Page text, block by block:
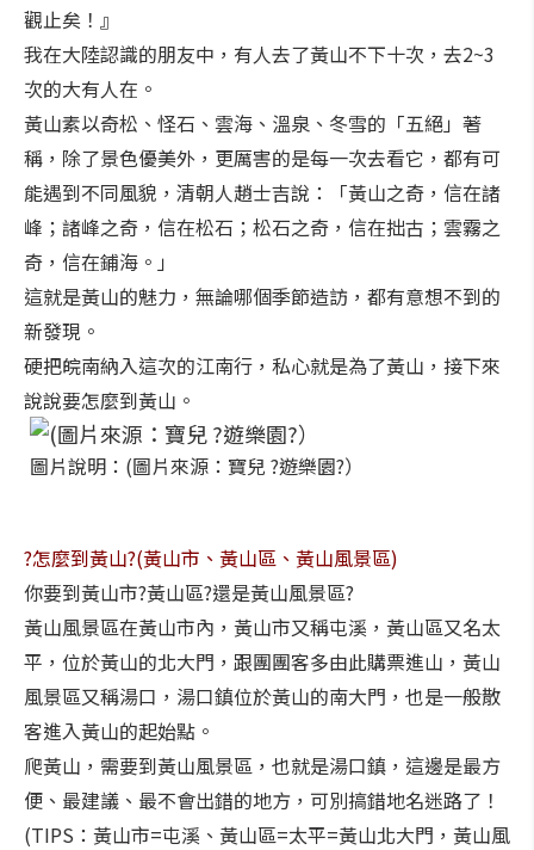
觀止矣！』
我在大陸認識的朋友中，有人去了黃山不下十次，去2~3
次的大有人在。
黃山素以奇松、怪石、雲海、溫泉、冬雪的「五絕」著
稱，除了景色優美外，更厲害的是每一次去看它，都有可
能遇到不同風貌，清朝人趙士吉說：「黃山之奇，信在諸
峰；諸峰之奇，信在松石；松石之奇，信在拙古；雲霧之
奇，信在鋪海。」
這就是黃山的魅力，無論哪個季節造訪，都有意想不到的
新發現。
硬把皖南納入這次的江南行，私心就是為了黃山，接下來
說說要怎麼到黃山。
圖片說明：(圖片來源：寶兒 ?遊樂園?）
?怎麼到黃山?(黃山市、黃山區、黃山風景區)
你要到黃山市?黃山區?還是黃山風景區?
黃山風景區在黃山市內，黃山市又稱屯溪，黃山區又名太
平，位於黃山的北大門，跟團團客多由此購票進山，黃山
風景區又稱湯口，湯口鎮位於黃山的南大門，也是一般散
客進入黃山的起始點。
爬黃山，需要到黃山風景區，也就是湯口鎮，這邊是最方
便、最建議、最不會出錯的地方，可別搞錯地名迷路了！
(TIPS：黃山市=屯溪、黃山區=太平=黃山北大門，黃山風